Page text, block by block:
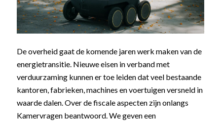
De overheid gaat de komende jaren werk maken van de
energietransitie. Nieuwe eisen in verband met
verduurzaming kunnen er toe leiden dat veel bestaande
kantoren, fabrieken, machines en voertuigen versneld in
waarde dalen. Over de fiscale aspecten zijn onlangs
Kamervragen beantwoord. We geven een